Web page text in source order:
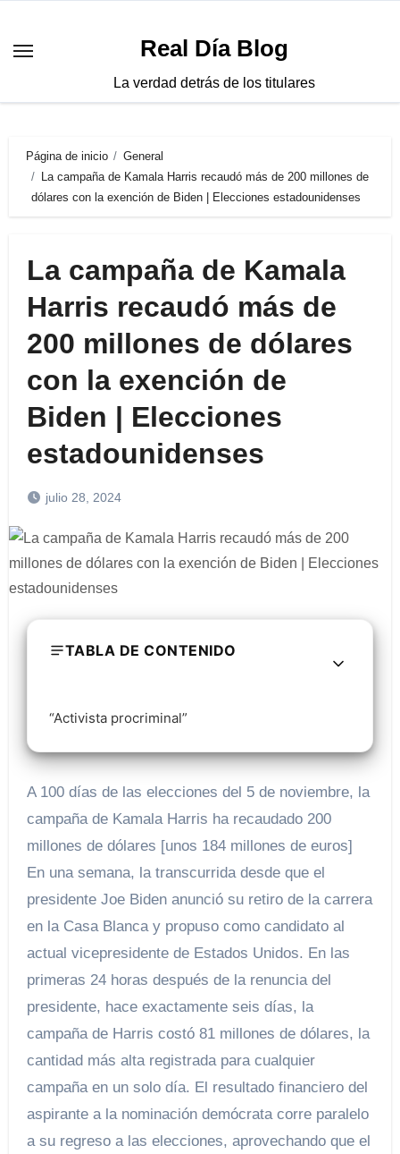
contenido
Real Día Blog
La verdad detrás de los titulares
Página de inicio
General
La campaña de Kamala Harris recaudó más de 200 millones de
dólares con la exención de Biden | Elecciones estadounidenses
La campaña de Kamala
Harris recaudó más de
200 millones de dólares
con la exención de
Biden | Elecciones
estadounidenses
julio 28, 2024
TABLA DE CONTENIDO
“Activista procriminal”
A 100 días de las elecciones del 5 de noviembre, la
campaña de Kamala Harris ha recaudado 200
millones de dólares [unos 184 millones de euros]
En una semana, la transcurrida desde que el
presidente Joe Biden anunció su retiro de la carrera
en la Casa Blanca y propuso como candidato al
actual vicepresidente de Estados Unidos. En las
primeras 24 horas después de la renuncia del
presidente, hace exactamente seis días, la
campaña de Harris costó 81 millones de dólares, la
cantidad más alta registrada para cualquier
campaña en un solo día. El resultado financiero del
aspirante a la nominación demócrata corre paralelo
a su regreso a las elecciones, aprovechando que el